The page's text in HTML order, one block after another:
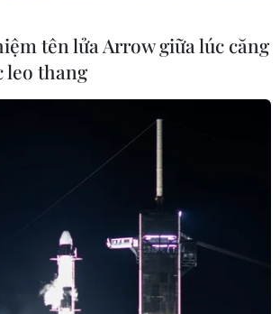
tên lửa Arrow giữa lúc căng
leo thang